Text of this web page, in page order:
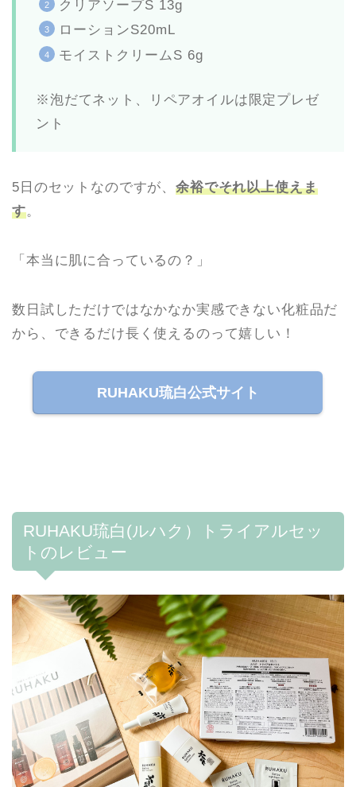
クリアソープS 13g
ローションS20mL
モイストクリームS 6g
※泡だてネット、リペアオイルは限定プレゼ
ント
5日のセットなのですが、余裕でそれ以上使えま
す。
「本当に肌に合っているの？」
数日試しただけではなかなか実感できない化粧品だ
から、できるだけ長く使えるのって嬉しい！
RUHAKU琉白公式サイト
RUHAKU琉白(ルハク）トライアルセッ
トのレビュー